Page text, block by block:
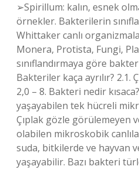
➢Spirillum: kalın, esnek
örnekler. Bakterilerin
Whittaker canlı
Monera, Protista, Fungi,
sınıflandırmaya göre
Bakteriler kaça ayrılır? 2.1.
2,0 – 8. Bakteri nedir
yaşayabilen tek hücreli
Çıplak gözle görülemeyen
olabilen mikroskobik
suda, bitkilerde ve hayvan
yaşayabilir. Bazı bakteri